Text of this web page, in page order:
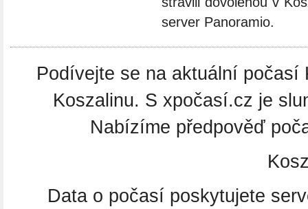
server Panoramio.
Podívejte se na aktuální
Koszalinu. S xpočasí.cz je
Nabízíme předpověď
Data o počasí poskytujete